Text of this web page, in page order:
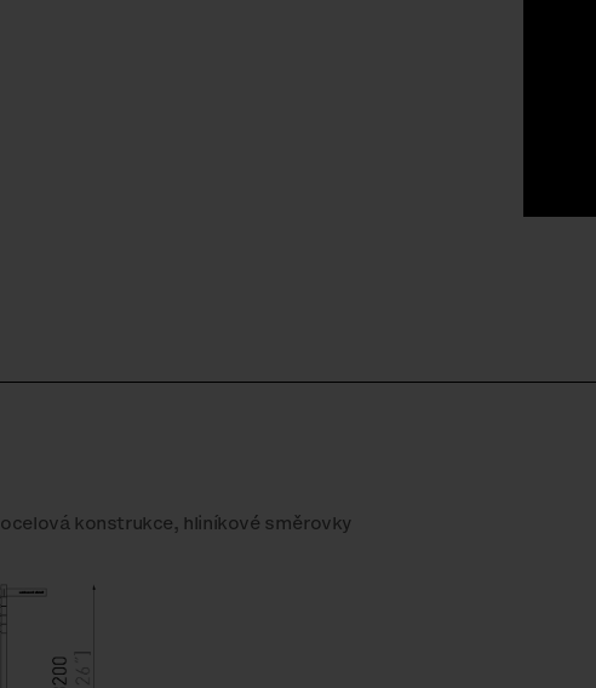
ocelová konstrukce, hliníkové směrovky